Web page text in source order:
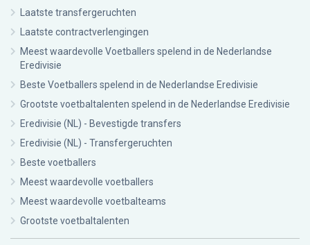
Laatste transfergeruchten
Laatste contractverlengingen
Meest waardevolle Voetballers spelend in de Nederlandse
Eredivisie
Beste Voetballers spelend in de Nederlandse Eredivisie
Grootste voetbaltalenten spelend in de Nederlandse Eredivisie
Eredivisie (NL) - Bevestigde transfers
Eredivisie (NL) - Transfergeruchten
Beste voetballers
Meest waardevolle voetballers
Meest waardevolle voetbalteams
Grootste voetbaltalenten